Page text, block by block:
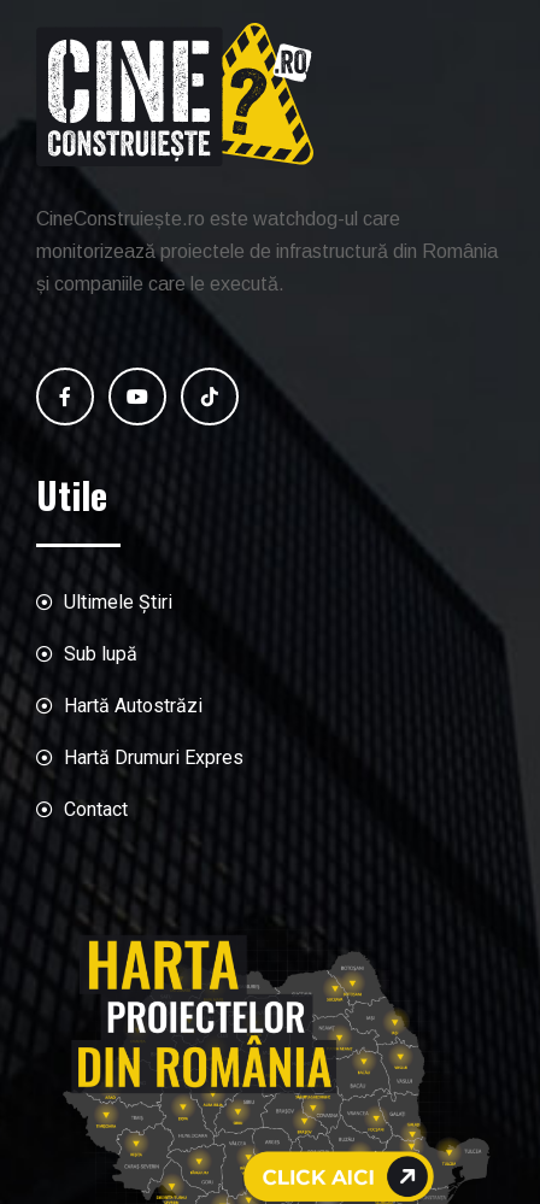
CineConstruiește.ro este watchdog-ul care
monitorizează proiectele de infrastructură din România
și companiile care le execută.
Utile
Ultimele Știri
Sub lupă
Hartă Autostrăzi
Hartă Drumuri Expres
Contact